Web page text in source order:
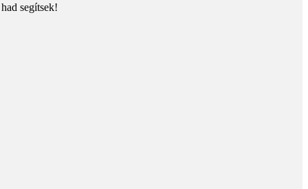
segítsek!